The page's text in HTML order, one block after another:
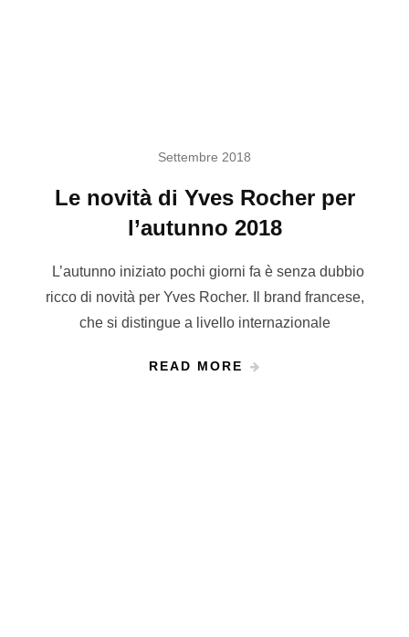
Settembre 2018
Le novità di Yves Rocher per
l’autunno 2018
L’autunno iniziato pochi giorni fa è senza dubbio
ricco di novità per Yves Rocher. Il brand francese,
che si distingue a livello internazionale
READ MORE